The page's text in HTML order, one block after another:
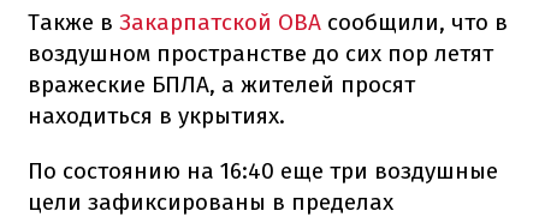
Также в Закарпатской ОВА сообщили, что в
воздушном пространстве до сих пор летят
вражеские БПЛА, а жителей просят
находиться в укрытиях.
По состоянию на 16:40 еще три воздушные
цели зафиксированы в пределах